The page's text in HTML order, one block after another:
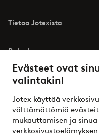
Evästeet ovat
valintakin!
Jotex käyttää
välttämättömiä
mukauttamisen ja sinua
Tietoa Jotexista
Palvelumme
Ehdot
Ystävät